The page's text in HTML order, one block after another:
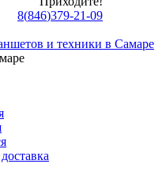
8(846)379-21-09
и техники в Самаре